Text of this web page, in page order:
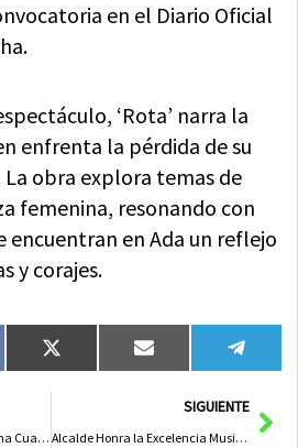
en el Diario Oficial
‘Rota’ narra la
enfrenta la pérdida de su
obra explora temas de
femenina, resonando con
encuentran en Ada un reflejo
y corajes.
Compartir
en
X
(Twitter)
Compartir
en
Email
en
El Gobierno Regional Destina Cuatro Millones para Asegurar Abastecimiento de Agua en Castellar de Santiago
SIGUIENTE
Alcalde Honra la Excelencia Musical de Adrián Fernández y la Orquesta Sinfónica de Castilla-La Mancha